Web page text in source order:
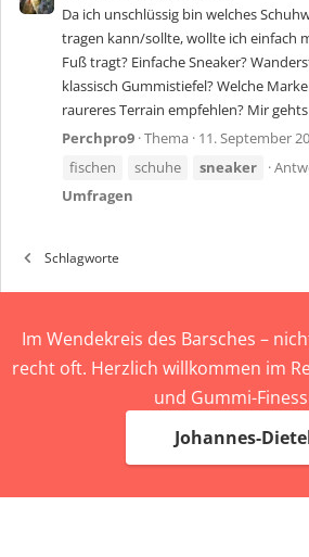
Da ich unschlüssig bin welches
tragen kann/sollte, wollte ich einfach
Fuß tragt? Einfache Sneaker?
klassisch Gummistiefel? Welche
raureres Terrain empfehlen? Mir
Perchpro9 Thema 11. September
fischen
schuhe sneaker
Umfragen
Schlagworte
Im Wendekreis des Barsches –
recht oft. Herzlich willkommen im
und Gummi-
Johannes-